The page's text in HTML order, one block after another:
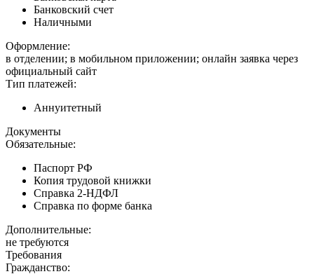
Банковский счет
Наличными
Оформление:
в отделении; в мобильном приложении; онлайн заявка через
официальный сайт
Тип платежей:
Аннуитетный
Документы
Обязательные:
Паспорт РФ
Копия трудовой книжки
Справка 2-НДФЛ
Справка по форме банка
Дополнительные:
не требуются
Требования
Гражданство: